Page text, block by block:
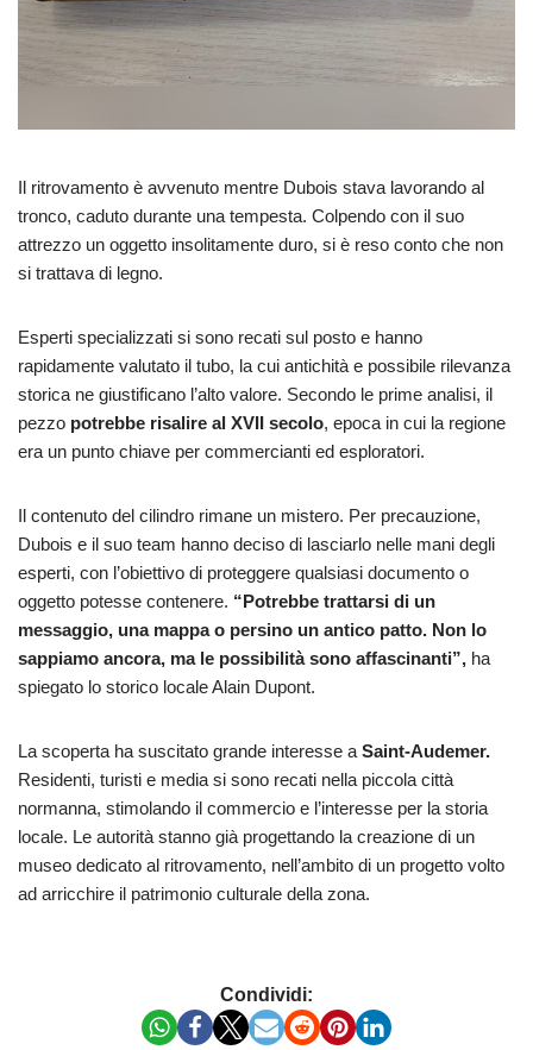
Il ritrovamento è avvenuto mentre Dubois stava lavorando al
tronco, caduto durante una tempesta. Colpendo con il suo
attrezzo un oggetto insolitamente duro, si è reso conto che non
si trattava di legno.
Esperti specializzati si sono recati sul posto e hanno
rapidamente valutato il tubo, la cui antichità e possibile rilevanza
storica ne giustificano l’alto valore. Secondo le prime analisi, il
pezzo potrebbe risalire al XVII secolo, epoca in cui la regione
era un punto chiave per commercianti ed esploratori.
Il contenuto del cilindro rimane un mistero. Per precauzione,
Dubois e il suo team hanno deciso di lasciarlo nelle mani degli
esperti, con l’obiettivo di proteggere qualsiasi documento o
oggetto potesse contenere. “Potrebbe trattarsi di un
messaggio, una mappa o persino un antico patto. Non lo
sappiamo ancora, ma le possibilità sono affascinanti”, ha
spiegato lo storico locale Alain Dupont.
La scoperta ha suscitato grande interesse a Saint-Audemer.
Residenti, turisti e media si sono recati nella piccola città
normanna, stimolando il commercio e l’interesse per la storia
locale. Le autorità stanno già progettando la creazione di un
museo dedicato al ritrovamento, nell’ambito di un progetto volto
ad arricchire il patrimonio culturale della zona.
Condividi: